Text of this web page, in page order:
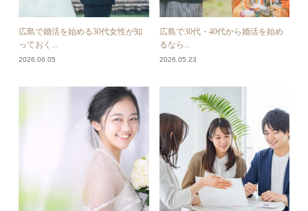
広島で婚活を始める30代女性が知
っておく...
2026.06.05
広島で30代・40代から婚活を始め
るなら...
2026.05.23